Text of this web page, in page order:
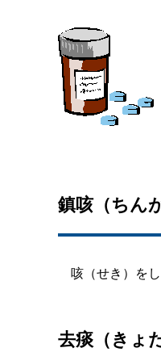
鎮咳（ちん
咳（せき）をし
去痰（きょ